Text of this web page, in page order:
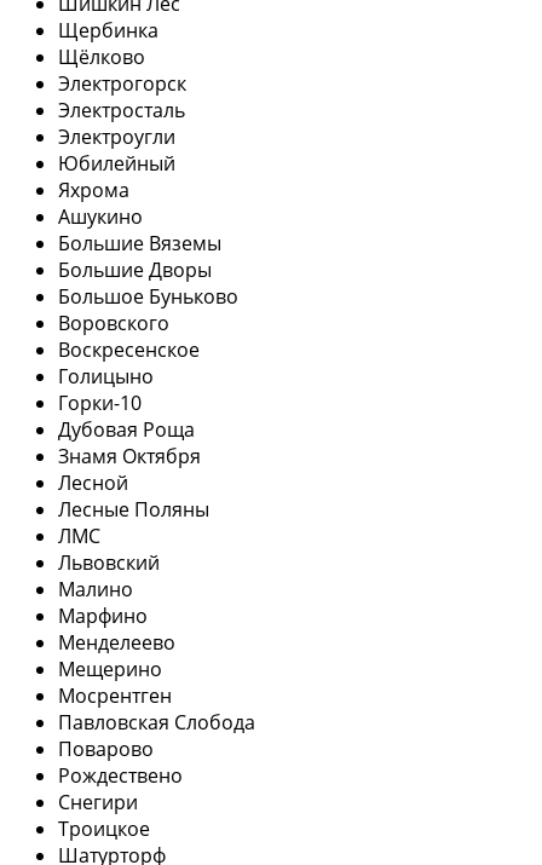
Щербинка
Щёлково
Электрогорск
Электросталь
Электроугли
Юбилейный
Яхрома
Ашукино
Большие Вяземы
Большие Дворы
Большое Буньково
Воровского
Воскресенское
Голицыно
Горки-10
Дубовая Роща
Знамя Октября
Лесной
Лесные Поляны
ЛМС
Львовский
Малино
Марфино
Менделеево
Мещерино
Мосрентген
Павловская Слобода
Поварово
Рождествено
Снегири
Троицкое
Шатурторф